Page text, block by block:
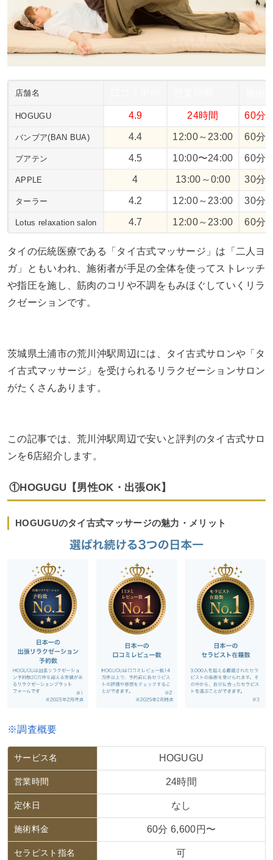
店舗名
HOGUGU 4.9 24時間 60分
バンブア(BAN BUA) 4.4 12:00～23:00 60分
ブアテン 4.5 10:00〜24:00 60分
APPLE 4 13:00～0:00 30分
ターラー 4.2 12:00～23:00 30分
Lotus relaxation salon 4.7 12:00～23:00 60分
タイの伝統医療である「タイ古式マッサージ」は「二人ヨ
ガ」ともいわれ、施術者が手足の全体を使ってストレッチ
や指圧を施し、筋肉のコリや不調をもみほぐしていくリラ
クゼーションです。
茨城県土浦市の荒川沖駅周辺には、タイ古式サロンや「タ
イ古式マッサージ」を受けられるリラクゼーションサロン
がたくさんあります。
この記事では、荒川沖駅周辺で安いと評判のタイ古式サロ
ンを6店紹介します。
①HOGUGU【男性OK・出張OK】
HOGUGUのタイ古式マッサージの魅力・メリット
※調査概要
サービス名 HOGUGU
営業時間 24時間
定休日 なし
施術料金 60分 6,600円〜
セラピスト指名 可